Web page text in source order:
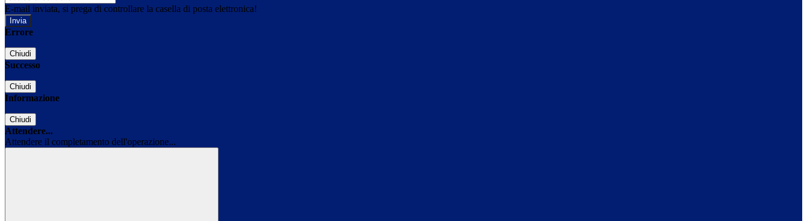
E-mail inviata, si prega di controllare la casella di posta elettronica!
Errore
Chiudi
Successo
Chiudi
Informazione
Chiudi
Attendere...
Attendere il completamento dell'operazione...